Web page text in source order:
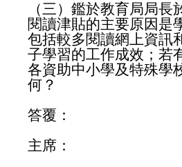
（三）鑑於教育局局
閱讀津貼的主要原因是
包括較多閱讀網上資訊
子學習的工作成效；若
各資助中小學及特殊學
何？
答覆：
主席：